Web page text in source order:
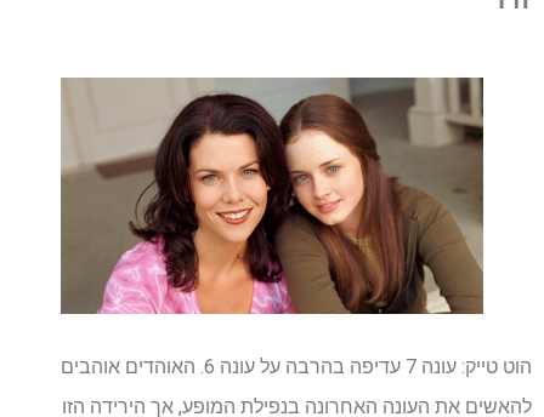
הוט טייק: עונה 7 עדיפה בהרבה על עונה 6. האוהדים אוהבים
להאשים את העונה האחרונה בנפילת המופע, אך הירידה הזו